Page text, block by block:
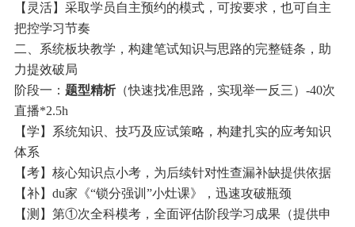
【灵活】采取学员自主预约的模式，可按要求，也可自主
把控学习节奏
二、系统板块教学，构建笔试知识与思路的完整链条，助
力提效破局
阶段一： 题型精析（快速找准思路，实现举一反三）-40次
直播*2.5h
【学】系统知识、技巧及应试策略，构建扎实的应考知识
体系
【考】核心知识点小考，为后续针对性查漏补缺提供依据
【补】du家《“锁分强训”小灶课》，迅速攻破瓶颈
【测】第①次全科模考，全面评估阶段学习成果（提供申